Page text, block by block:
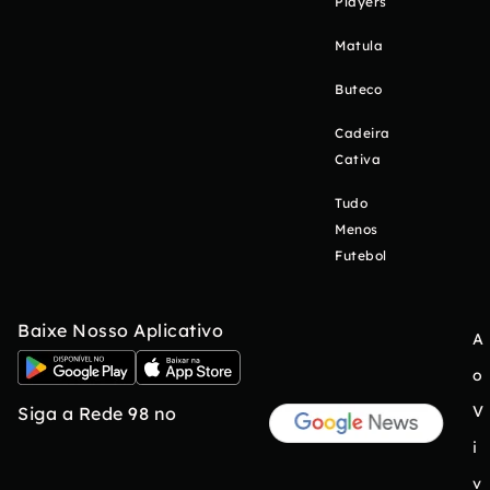
Matula
Buteco
Cadeira
Cativa
Tudo
Menos
Futebol
Baixe Nosso Aplicativo
Siga a Rede 98 no
A
o
V
i
v